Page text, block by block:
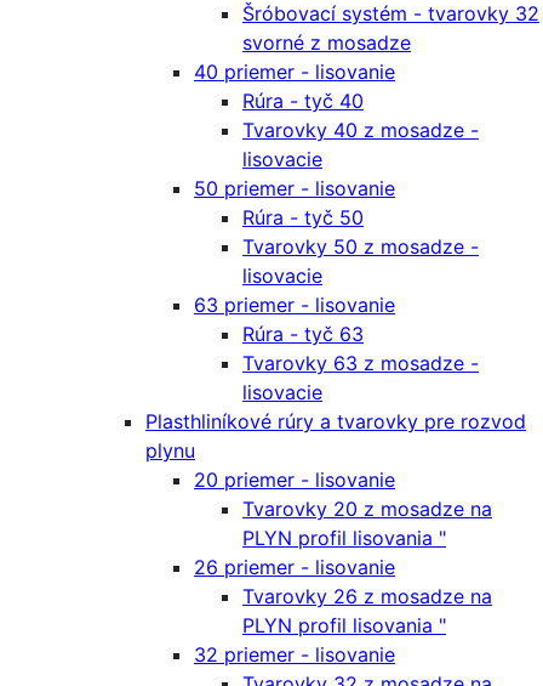
Šróbovací systém - tvarovky 32
svorné z mosadze
40 priemer - lisovanie
Rúra - tyč 40
Tvarovky 40 z mosadze -
lisovacie
50 priemer - lisovanie
Rúra - tyč 50
Tvarovky 50 z mosadze -
lisovacie
63 priemer - lisovanie
Rúra - tyč 63
Tvarovky 63 z mosadze -
lisovacie
Plasthliníkové rúry a tvarovky pre rozvod
plynu
20 priemer - lisovanie
Tvarovky 20 z mosadze na
PLYN profil lisovania "
26 priemer - lisovanie
Tvarovky 26 z mosadze na
PLYN profil lisovania "
32 priemer - lisovanie